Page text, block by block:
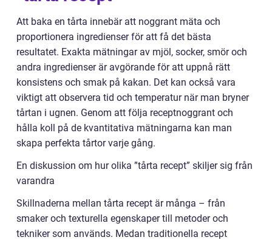
Att baka en tårta innebär att noggrant mäta och
proportionera ingredienser för att få det bästa
resultatet. Exakta mätningar av mjöl, socker, smör och
andra ingredienser är avgörande för att uppnå rätt
konsistens och smak på kakan. Det kan också vara
viktigt att observera tid och temperatur när man bryner
tårtan i ugnen. Genom att följa receptnoggrant och
hålla koll på de kvantitativa mätningarna kan man
skapa perfekta tårtor varje gång.
En diskussion om hur olika ”tårta recept” skiljer sig från
varandra
Skillnaderna mellan tårta recept är många – från
smaker och texturella egenskaper till metoder och
tekniker som används. Medan traditionella recept